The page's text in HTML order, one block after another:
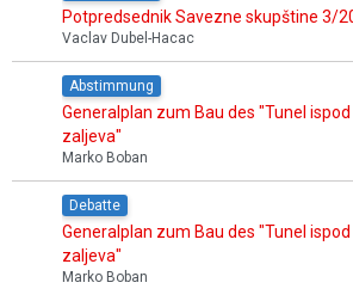
Potpredsednik Savezne skupštine 3/
Vaclav Dubel-Hacac
Abstimmung
Generalplan zum Bau des "Tunel
zaljeva"
Marko Boban
Debatte
Generalplan zum Bau des "Tunel
zaljeva"
Marko Boban